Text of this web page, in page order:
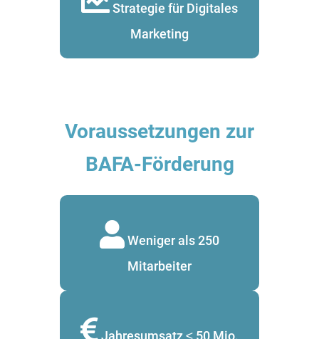
Strategie für Digitales
Marketing
Voraussetzungen zur
BAFA-Förderung
Weniger als 250
Mitarbeiter
Jahresumsatz ≤ 50 Mio.